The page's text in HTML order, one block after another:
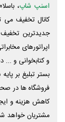
اسنپ شاپ،
کانال تخفیف می
جدیدترین تخفیف
اپراتورهای
و کتابخوانی و ...
بستر تبلیغ بر
فروشگاه ها در
کاهش هزینه و
مشتریان خواهد